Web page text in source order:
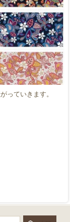
っていきます。